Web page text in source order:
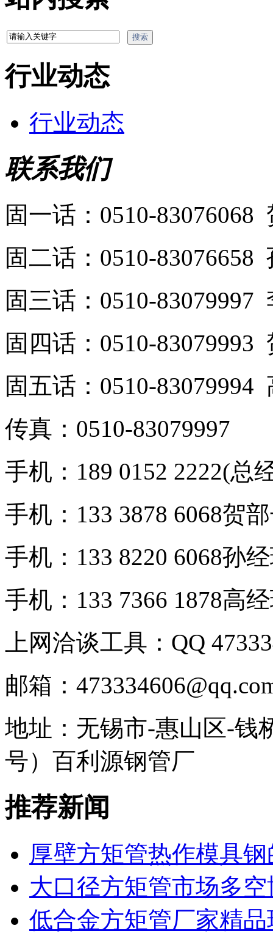
行业动态
行业动态
联系我们
固一话：0510-83076068
固二话：0510-83076658
固三话：0510-83079997
固四话：0510-83079993
固五话：0510-83079994
传真：0510-83079997
手机：189 0152 2222(总
手机：133 3878 6068贺
手机：133 8220 6068孙
手机：133 7366 1878高
上网洽谈工具：QQ
邮箱：
地址：无锡市-惠山区-钱
号）百利源钢管厂
推荐新闻
厚壁方矩管热作模具
大口径方矩管市场多
低合金方矩管厂家精品